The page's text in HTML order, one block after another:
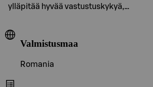
ylläpitää hyvää vastustuskykyä,…
Valmistusmaa
Romania